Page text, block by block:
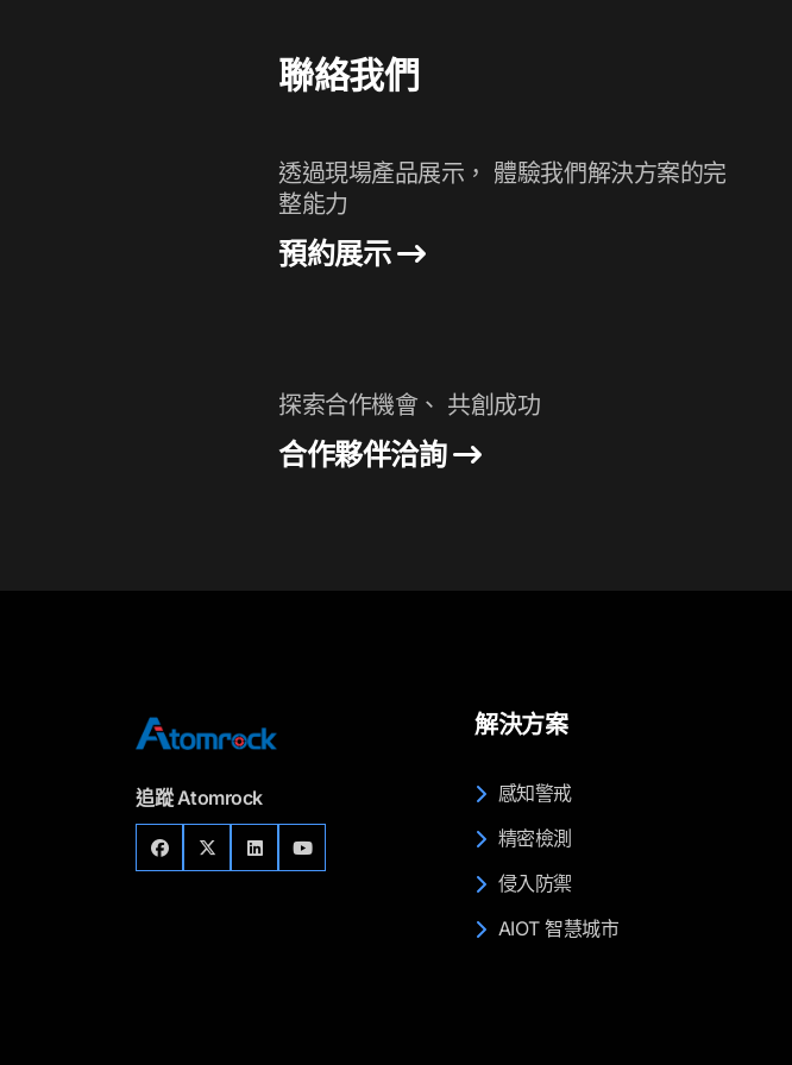
聯絡我們
透過現場產品展示， 體驗我們解決方案的完
整能力
預約展示
探索合作機會、 共創成功
合作夥伴洽詢
追蹤 Atomrock
解決方案
感知警戒
精密檢測
侵入防禦
AIOT 智慧城市